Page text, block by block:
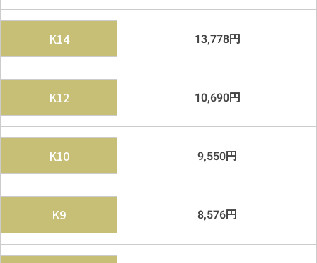
K14 13,778円
K12 10,690円
K10 9,550円
K9 8,576円